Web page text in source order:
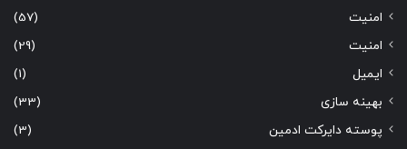
امنیت
(57)
امنیت
(29)
ایمیل
(1)
بهینه سازی
(33)
پوسته دایرکت ادمین
(3)